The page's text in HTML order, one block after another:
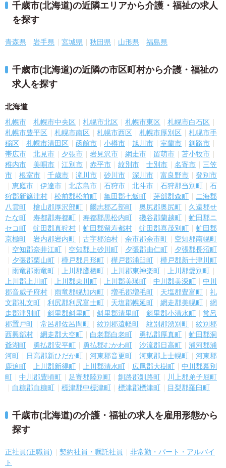
千歳市(北海道)の近隣エリアから介護・福祉の求人
を探す
青森県 岩手県 宮城県 秋田県 山形県 福島県
千歳市(北海道)の近隣の市区町村から介護・福祉の
求人を探す
北海道
札幌市 札幌市中央区 札幌市北区 札幌市東区
札幌市白石区
札幌市豊平区
札幌市南区 札幌市西区 札幌市厚別区
札幌市手
稲区
札幌市清田区 函館市 小樽市 旭川市 室蘭市
釧路市
帯広市
北見市 夕張市 岩見沢市 網走市 留萌市
苫小牧市
稚内市
美唄市 江別市 赤平市 紋別市 士別市 名寄市
三笠
市
根室市 千歳市 滝川市 砂川市 深川市 富良野市
登別市
恵庭市
伊達市 北広島市 石狩市 北斗市 石狩郡当別町
石
狩郡新篠津村
松前郡松前町 亀田郡七飯町 茅部郡森町
二海郡
八雲町
檜山郡厚沢部町 爾志郡乙部町 奥尻郡奥尻町
久遠郡せ
たな町
寿都郡寿都町 寿都郡黒松内町 磯谷郡蘭越町
虻田郡ニ
セコ町
虻田郡真狩村 虻田郡留寿都村 虻田郡喜茂別町
虻田郡
京極町
岩内郡岩内町 古宇郡泊村 余市郡余市町
空知郡南幌町
空知郡奈井江町
空知郡上砂川町 夕張郡由仁町
夕張郡長沼町
夕張郡栗山町
樺戸郡月形町 樺戸郡浦臼町
樺戸郡新十津川町
雨竜郡雨竜町
上川郡鷹栖町 上川郡東神楽町
上川郡愛別町
上川郡上川町
上川郡東川町 上川郡美瑛町 中川郡美深町
中川
郡音威子府村
雨竜郡幌加内町 増毛郡増毛町 天塩郡豊富町
礼
文郡礼文町
利尻郡利尻富士町 天塩郡幌延町 網走郡美幌町
網
走郡津別町
斜里郡斜里町 斜里郡清里町 斜里郡小清水町
常呂
郡置戸町
常呂郡佐呂間町 紋別郡遠軽町 紋別郡湧別町
紋別郡
西興部村
網走郡大空町 白老郡白老町 勇払郡厚真町
虻田郡洞
爺湖町
勇払郡安平町 勇払郡むかわ町 沙流郡日高町
浦河郡浦
河町
日高郡新ひだか町 河東郡音更町 河東郡上士幌町
河東郡
鹿追町
上川郡新得町 上川郡清水町 広尾郡大樹町
中川郡幕別
町
中川郡豊頃町 足寄郡陸別町 釧路郡釧路町
川上郡弟子屈町
白糠郡白糠町
標津郡中標津町 標津郡標津町 目梨郡羅臼町
千歳市(北海道)の介護・福祉の求人を雇用形態から
探す
正社員(正職員) 契約社員・嘱託社員
非常勤・パート・アルバイ
ト